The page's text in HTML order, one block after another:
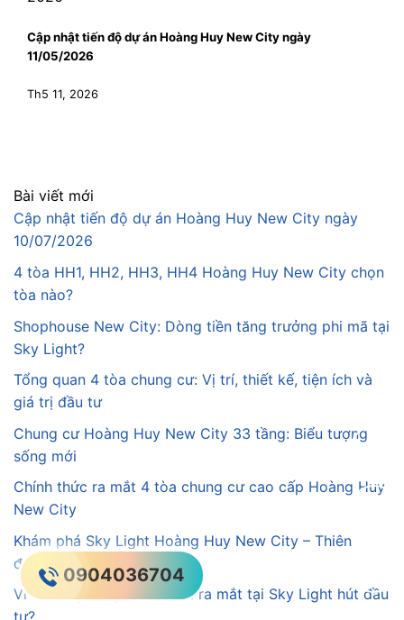
Cập nhật tiến độ dự án Hoàng Huy New City ngày
11/05/2026
Th5 11, 2026
Bài viết mới
Cập nhật tiến độ dự án Hoàng Huy New City ngày
10/07/2026
4 tòa HH1, HH2, HH3, HH4 Hoàng Huy New City chọn
tòa nào?
Shophouse New City: Dòng tiền tăng trưởng phi mã tại
Sky Light?
Tổng quan 4 tòa chung cư: Vị trí, thiết kế, tiện ích và
giá trị đầu tư
Chung cư Hoàng Huy New City 33 tầng: Biểu tượng
sống mới
Chính thức ra mắt 4 tòa chung cư cao cấp Hoàng Huy
New City
Khám phá Sky Light Hoàng Huy New City – Thiên
đường tuổi thơ
Vì sao dãy shophouse mới ra mắt tại Sky Light hút đầu
0904036704